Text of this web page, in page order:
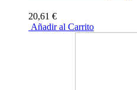
20,61 €
Añadir al Carrito